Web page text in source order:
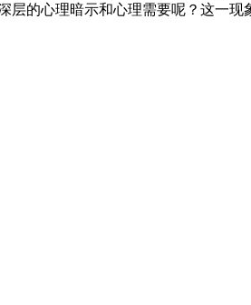
的心理暗示和心理需要呢？这一现